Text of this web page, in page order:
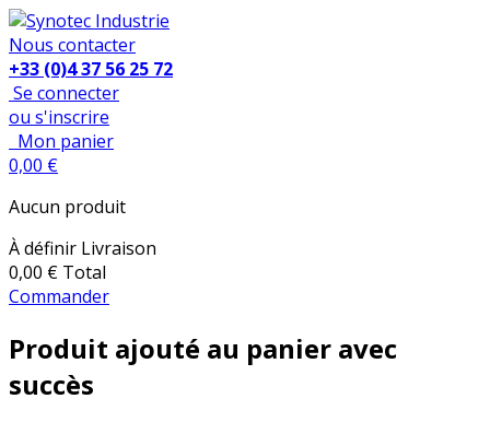
Nous contacter
+33 (0)4 37 56 25 72
Se connecter
ou s'inscrire
Mon panier
0,00 €
Aucun produit
À définir Livraison
0,00 € Total
Commander
Produit ajouté au panier avec
succès